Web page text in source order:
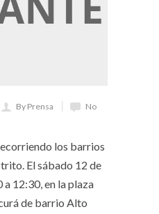
By Prensa
No
los barrios
El sábado 12 de
12:30, en la plaza
de barrio Alto